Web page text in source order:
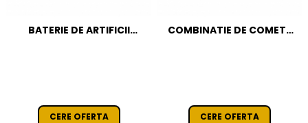
BATERIE DE ARTIFICII
CERE OFERTA
COMBINATIE DE COMETE
CERE OFERTA